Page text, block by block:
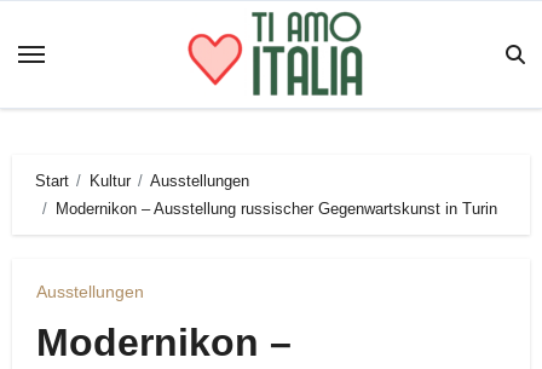
Inhalt
Start Kultur
Ausstellungen
Modernikon – Ausstellung russischer Gegenwartskunst in Turin
Ausstellungen
Modernikon –